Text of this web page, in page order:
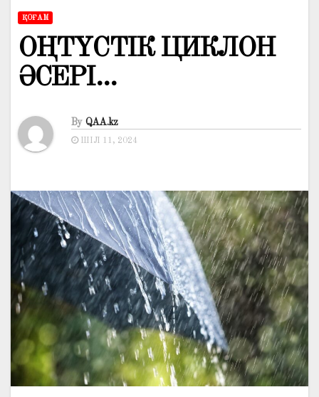
ҚОҒАМ
ОҢТҮСТІК ЦИКЛОН
ӘСЕРІ…
By QAA.kz
ШІЛ 11, 2024